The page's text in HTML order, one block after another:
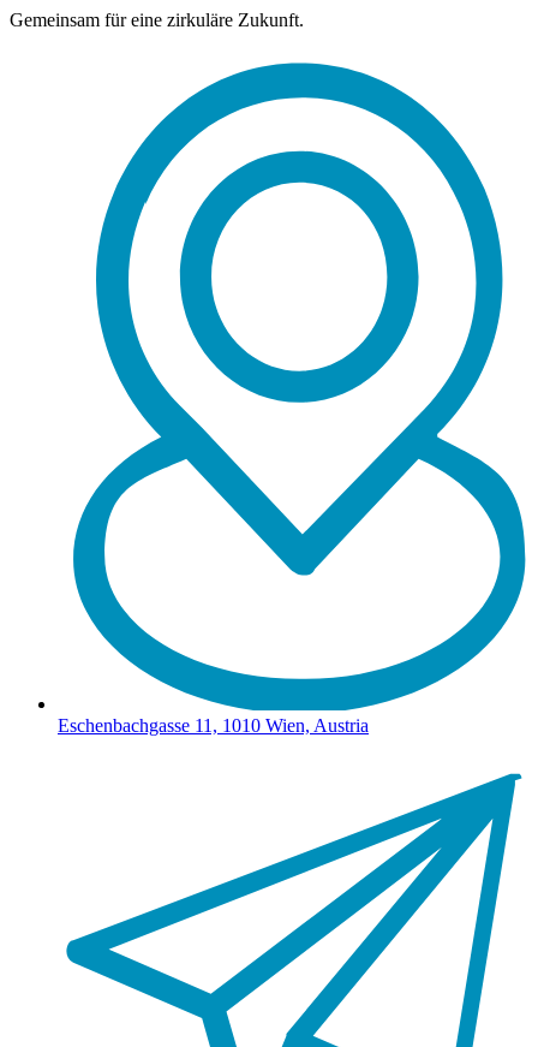
Gemeinsam für eine zirkuläre Zukunft.
Eschenbachgasse 11, 1010 Wien, Austria